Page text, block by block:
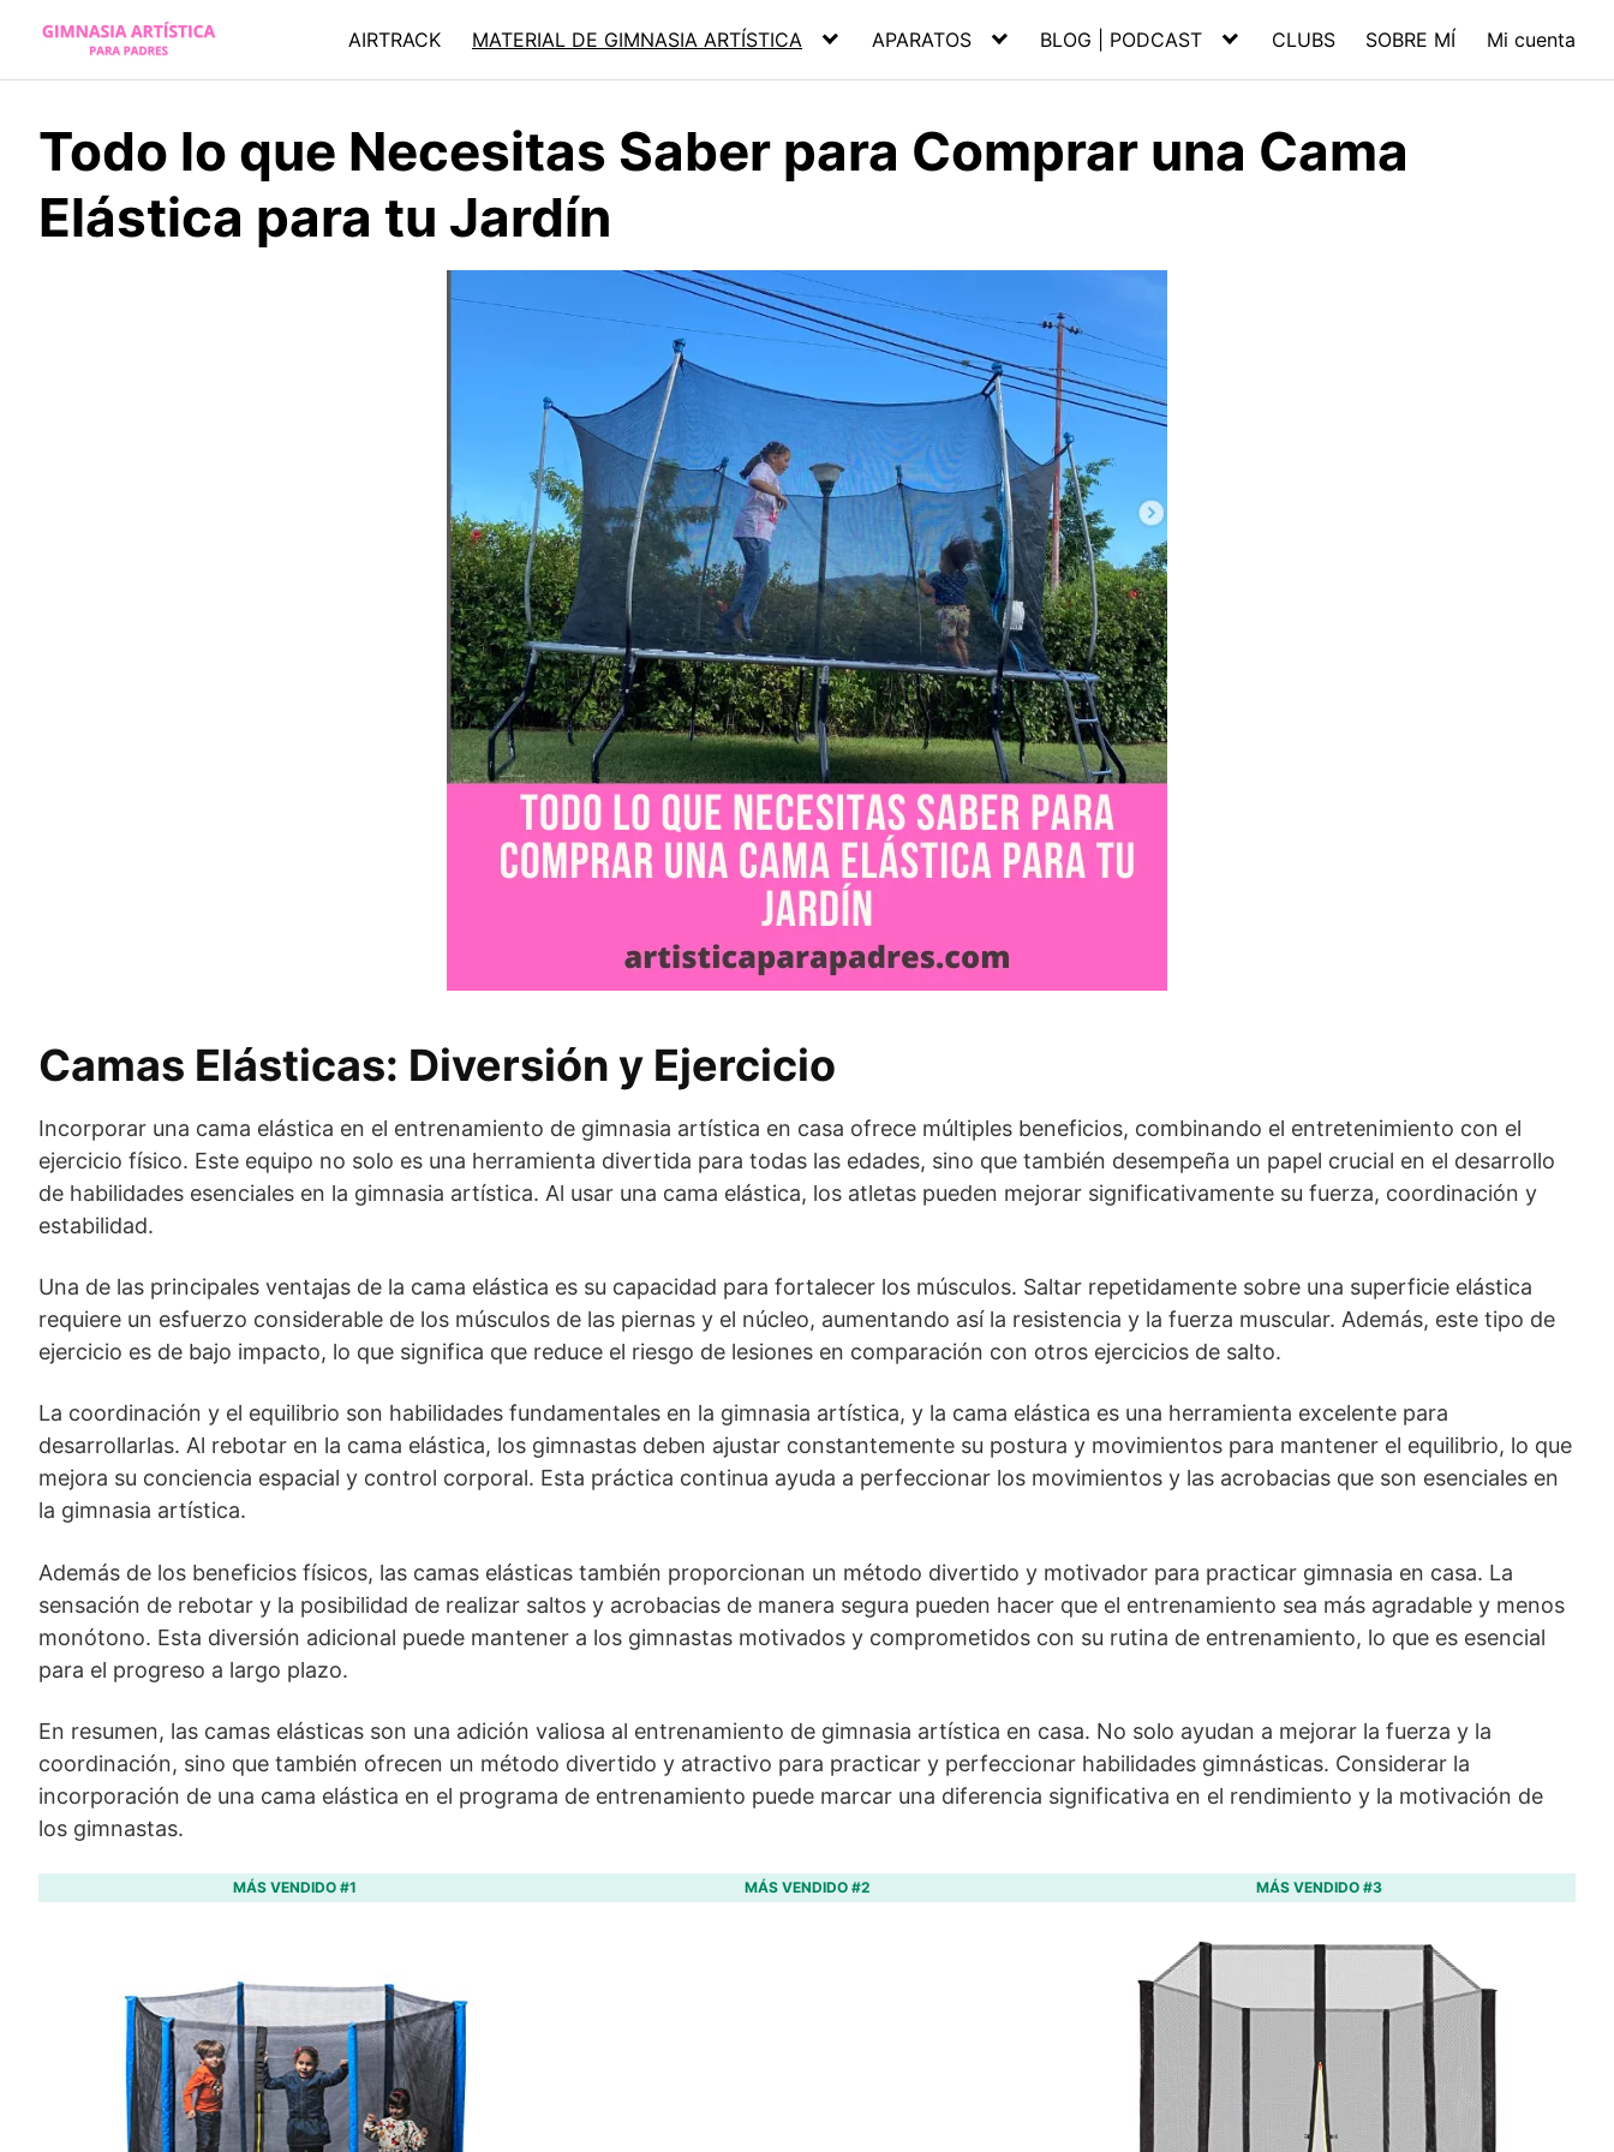
AIRTRACK MATERIAL DE GIMNASIA ARTÍSTICA APARATOS BLOG | PODCAST CLUBS SOBRE MÍ Mi cuenta
Todo lo que Necesitas Saber para Comprar una Cama
Elástica para tu Jardín
Camas Elásticas: Diversión y Ejercicio
Incorporar una cama elástica en el entrenamiento de gimnasia artística en casa ofrece múltiples beneficios, combinando el entretenimiento con el
ejercicio físico. Este equipo no solo es una herramienta divertida para todas las edades, sino que también desempeña un papel crucial en el desarrollo
de habilidades esenciales en la gimnasia artística. Al usar una cama elástica, los atletas pueden mejorar significativamente su fuerza, coordinación y
estabilidad.
Una de las principales ventajas de la cama elástica es su capacidad para fortalecer los músculos. Saltar repetidamente sobre una superficie elástica
requiere un esfuerzo considerable de los músculos de las piernas y el núcleo, aumentando así la resistencia y la fuerza muscular. Además, este tipo de
ejercicio es de bajo impacto, lo que significa que reduce el riesgo de lesiones en comparación con otros ejercicios de salto.
La coordinación y el equilibrio son habilidades fundamentales en la gimnasia artística, y la cama elástica es una herramienta excelente para
desarrollarlas. Al rebotar en la cama elástica, los gimnastas deben ajustar constantemente su postura y movimientos para mantener el equilibrio, lo que
mejora su conciencia espacial y control corporal. Esta práctica continua ayuda a perfeccionar los movimientos y las acrobacias que son esenciales en
la gimnasia artística.
Además de los beneficios físicos, las camas elásticas también proporcionan un método divertido y motivador para practicar gimnasia en casa. La
sensación de rebotar y la posibilidad de realizar saltos y acrobacias de manera segura pueden hacer que el entrenamiento sea más agradable y menos
monótono. Esta diversión adicional puede mantener a los gimnastas motivados y comprometidos con su rutina de entrenamiento, lo que es esencial
para el progreso a largo plazo.
En resumen, las camas elásticas son una adición valiosa al entrenamiento de gimnasia artística en casa. No solo ayudan a mejorar la fuerza y la
coordinación, sino que también ofrecen un método divertido y atractivo para practicar y perfeccionar habilidades gimnásticas. Considerar la
incorporación de una cama elástica en el programa de entrenamiento puede marcar una diferencia significativa en el rendimiento y la motivación de
los gimnastas.
MÁS VENDIDO #1 MÁS VENDIDO #2 MÁS VENDIDO #3